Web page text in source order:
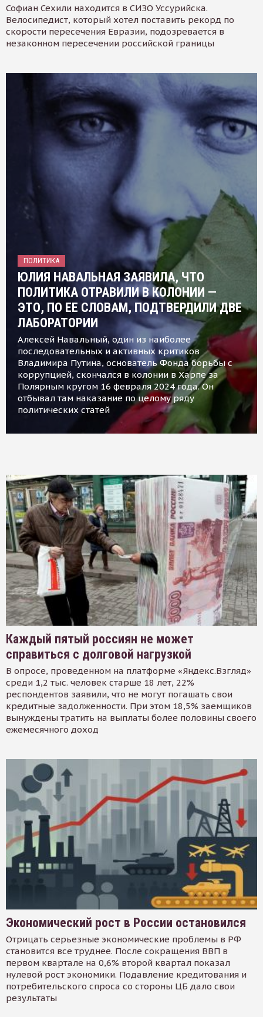
Софиан Сехили находится в СИЗО Уссурийска.
Велосипедист, который хотел поставить рекорд по
скорости пересечения Евразии, подозревается в
незаконном пересечении российской границы
ПОЛИТИКА
ЮЛИЯ НАВАЛЬНАЯ ЗАЯВИЛА, ЧТО
ПОЛИТИКА ОТРАВИЛИ В КОЛОНИИ —
ЭТО, ПО ЕЕ СЛОВАМ, ПОДТВЕРДИЛИ ДВЕ
ЛАБОРАТОРИИ
Алексей Навальный, один из наиболее
последовательных и активных критиков
Владимира Путина, основатель Фонда борьбы с
коррупцией, скончался в колонии в Харпе за
Полярным кругом 16 февраля 2024 года. Он
отбывал там наказание по целому ряду
политических статей
Каждый пятый россиян не может
справиться с долговой нагрузкой
В опросе, проведенном на платформе «Яндекс.Взгляд»
среди 1,2 тыс. человек старше 18 лет, 22%
респондентов заявили, что не могут погашать свои
кредитные задолженности. При этом 18,5% заемщиков
вынуждены тратить на выплаты более половины своего
ежемесячного доход
Экономический рост в России остановился
Отрицать серьезные экономические проблемы в РФ
становится все труднее. После сокращения ВВП в
первом квартале на 0,6% второй квартал показал
нулевой рост экономики. Подавление кредитования и
потребительского спроса со стороны ЦБ дало свои
результаты